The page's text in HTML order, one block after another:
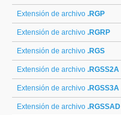
Extensión de archivo .RGP
Extensión de archivo .RGRP
Extensión de archivo .RGS
Extensión de archivo .RGSS2A
Extensión de archivo .RGSS3A
Extensión de archivo .RGSSAD